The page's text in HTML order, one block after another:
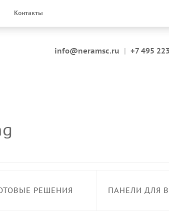
Контакты
info@neramsc.ru | +7 495
РЕШЕНИЯ ПАНЕЛИ ДЛЯ